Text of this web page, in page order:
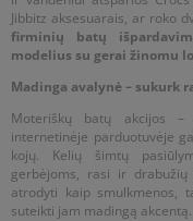
Jibbitz aksesuarais, ar roko
firminių batų
modelius su gerai žinomu
Madinga avalynė – sukurk
Moteriškų batų akcijos –
internetinėje parduotuvėje
kojų. Kelių šimtų
gerbėjoms, rasi ir
atrodyti kaip smulkmenos,
suteikti jam madingą akcentą.